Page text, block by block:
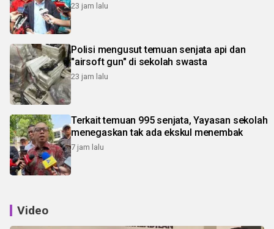
23 jam lalu
Polisi mengusut temuan senjata api dan
"airsoft gun" di sekolah swasta
23 jam lalu
Terkait temuan 995 senjata, Yayasan sekolah
menegaskan tak ada ekskul menembak
7 jam lalu
Video